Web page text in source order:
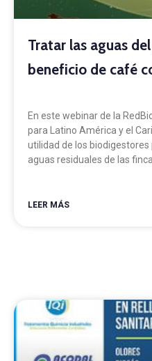
Tratar las aguas
beneficio de café
En este webinar de la
para Latino América y el
utilidad de los
aguas residuales de las
LEER MÁS